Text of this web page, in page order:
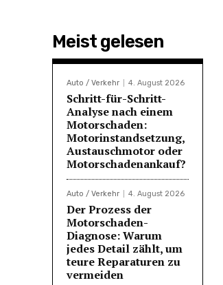
Meist gelesen
Auto / Verkehr 4. August 2026
Schritt-für-Schritt-
Analyse nach einem
Motorschaden:
Motorinstandsetzung,
Austauschmotor oder
Motorschadenankauf?
Auto / Verkehr 4. August 2026
Der Prozess der
Motorschaden-
Diagnose: Warum
jedes Detail zählt, um
teure Reparaturen zu
vermeiden